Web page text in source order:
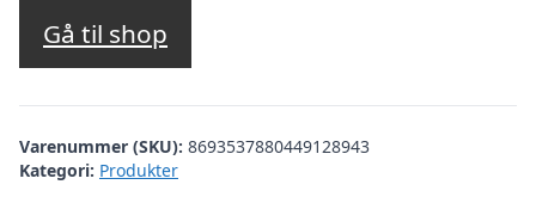
Gå til shop
Varenummer (SKU): 8693537880449128943
Kategori: Produkter